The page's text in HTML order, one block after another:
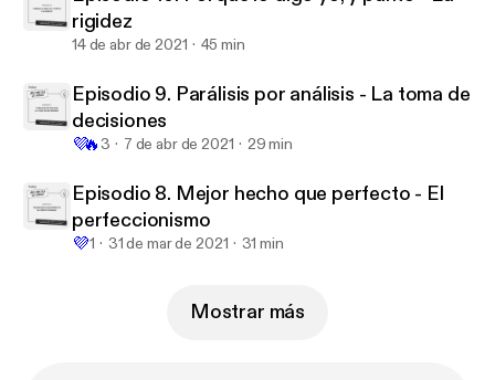
rigidez
14 de abr de 2021 45 min
Episodio 9. Parálisis por análisis - La toma de
decisiones
💜🔥 3 7 de abr de 2021 29 min
Episodio 8. Mejor hecho que perfecto - El
perfeccionismo
💜1 31 de mar de 2021 31 min
Mostrar más